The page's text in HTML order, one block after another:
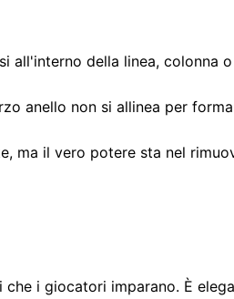
all'interno della linea, colonna
anello non si allinea per
ma il vero potere sta nel
i giocatori imparano. È